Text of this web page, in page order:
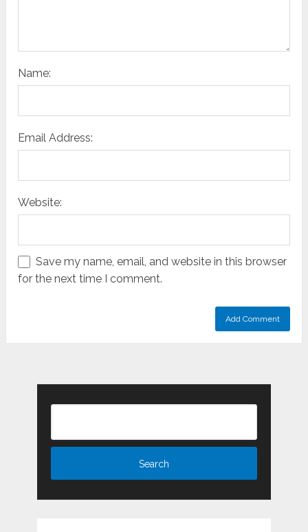
Name:
Email Address:
Website:
Save my name, email, and website in this browser
for the next time I comment.